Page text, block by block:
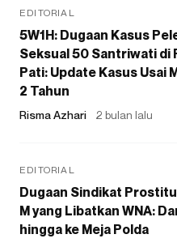
EDITORIAL
5W1H: Dugaan Kasus
Seksual 50 Santriwati di
Pati: Update Kasus Usai
2 Tahun
Risma Azhari 2 bulan lalu
EDITORIAL
Dugaan Sindikat
M yang Libatkan WNA:
hingga ke Meja Polda